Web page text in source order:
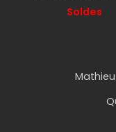
Soldes